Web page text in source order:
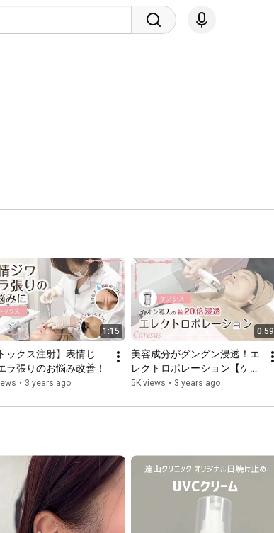
1:15
ックス注射】表情じ
ラ張りのお悩み改善！
• 3 years ago
0:59
美容成分がグングン浸透！エ
レクトロポレーション【ケア
シス】
5K views • 3 years ago